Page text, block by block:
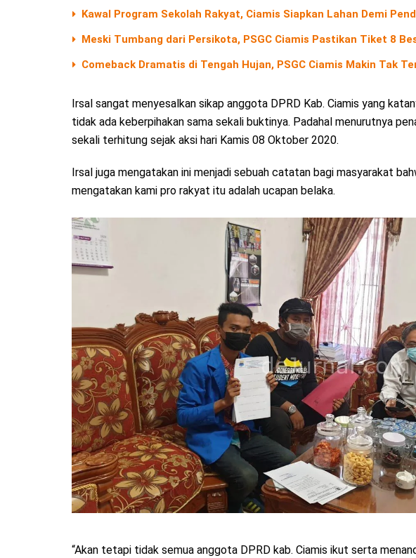
Kawal Program Sekolah Rakyat, Ciamis Siapkan Lahan Demi
Meski Tumbang dari Persikota, PSGC Ciamis Pastikan Tiket 8
Comeback Dramatis di Tengah Hujan, PSGC Ciamis Makin Tak
Irsal sangat menyesalkan sikap anggota DPRD Kab. Ciamis yang
tidak ada keberpihakan sama sekali buktinya. Padahal menurutnya
sekali terhitung sejak aksi hari Kamis 08 Oktober 2020.
Irsal juga mengatakan ini menjadi sebuah catatan bagi masyarakat
mengatakan kami pro rakyat itu adalah ucapan belaka.
“Akan tetapi tidak semua anggota DPRD kab. Ciamis ikut serta